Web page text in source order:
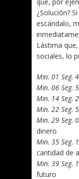
¿Solución?
escándalo,
Lástima
sociales, lo
Min. 01 Seg.
Min. 06 Seg.
Min. 14 Seg.
Min. 22 Seg.
Min. 29 Seg.
dinero
Min. 35 Seg.
cantidad de
Min. 39 Seg.
futuro